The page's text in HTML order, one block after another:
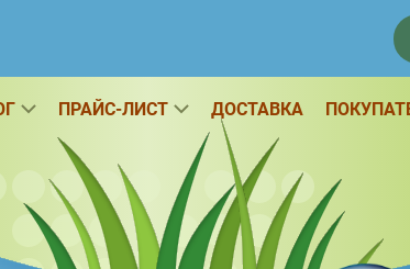
ПРАЙС-ЛИСТ ДОСТАВКА